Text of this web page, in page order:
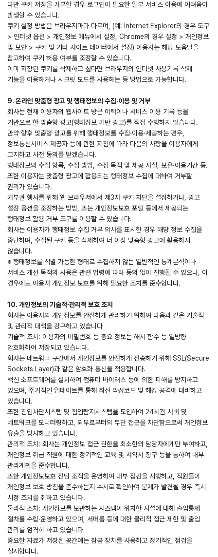
다만 쿠키 저장을 거부할 경우 로그인이 필요한 일부 서비스 이용에 어려움이
발생할 수 있습니다.
쿠키 설정 방법은 브라우저마다 다르며, (예: Internet Explorer의 경우 도구
> 인터넷 옵션 > 개인정보 메뉴에서 설정, Chrome의 경우 설정 > 개인정보
및 보안 > 쿠키 및 기타 사이트 데이터에서 설정) 이용자는 해당 도움말을
참고하여 쿠키 허용 여부를 조정할 수 있습니다.
이미 저장된 쿠키를 삭제하고 싶다면 브라우저의 인터넷 사용기록 삭제
기능을 이용하거나 시크릿 모드를 사용하는 등 방법으로 가능합니다.
9. 온라인 맞춤형 광고 및 행태정보의 수집·이용 및 거부
회사는 현재 이용자의 웹사이트 방문 이력이나 서비스 이용 기록 등을
기반으로 한 맞춤형 광고(행태정보 기반 광고)를 직접 수행하지 않습니다.
만약 향후 맞춤형 광고를 위해 행태정보를 수집·이용·제공하는 경우,
정보통신서비스 제공자 등에 관한 지침에 따라 다음의 사항을 이용자에게
고지하고 사전 동의를 받겠습니다.
행태정보의 수집 항목, 수집 방법, 수집 목적 및 제공 사실, 보유·이용기간 등.
또한 이용자는 맞춤형 광고에 활용되는 행태정보 수집에 대하여 거부할
권리가 있습니다.
거부권 행사를 위해 웹 브라우저에서 제3자 쿠키 차단을 설정하거나, 광고
설정 옵션을 조정하는 방법, 또는 개인정보보호 포털 등에서 제공되는
행태정보 활용 거부 도구를 이용할 수 있습니다.
회사는 이용자가 행태정보 수집 거부 의사를 표시한 경우 해당 정보 수집을
중단하며, 수집된 쿠키 등을 삭제하여 더 이상 맞춤형 광고에 활용하지
않습니다.
※ 행태정보를 식별 가능한 형태로 수집하지 않는 일반적인 통계분석이나
서비스 개선 목적의 사용은 관련 법령에 따라 동의 없이 진행될 수 있으나, 이
경우에도 이용자 개인정보 보호를 위해 필요한 조치를 준수합니다.
10. 개인정보의 기술적∙관리적 보호 조치
회사는 이용자의 개인정보를 안전하게 관리하기 위하여 다음과 같은 기술적
및 관리적 대책을 강구하고 있습니다
기술적 조치: 이용자의 비밀번호 등 중요 정보는 해시 함수 등 일방향
암호화하여 저장되고 있습니다.
회사는 네트워크 구간에서 개인정보를 안전하게 전송하기 위해 SSL(Secure
Sockets Layer)과 같은 암호화 통신을 적용합니다.
백신 소프트웨어를 설치하여 컴퓨터 바이러스 등에 의한 피해를 방지하고
있으며, 주기적인 업데이트를 통해 최신 악성코드 및 해킹 공격에 대비하고
있습니다.
또한 침입차단시스템 및 침입탐지시스템을 도입하여 24시간 서버 및
네트워크를 모니터링하고, 외부로부터의 무단 접근을 차단함으로써 개인정보
유출을 방지하고 있습니다.
관리적 조치: 회사는 개인정보 접근 권한을 최소한의 담당자에게만 부여하고,
개인정보 취급 직원에 대한 정기적인 교육 및 서약서 징구 등을 통하여 내부
관리계획을 준수합니다.
또한 개인정보보호 전담 조직을 운영하여 내부 점검을 시행하고, 직원들이
개인정보 보호 방침을 준수하는지 수시로 확인하여 문제가 발견될 경우 즉시
시정 조치를 취하고 있습니다.
물리적 조치: 개인정보를 보관하는 시스템이 위치한 시설에 대해 출입통제
절차를 수립∙운영하고 있으며, 서버룸 등에 대한 물리적 접근 제한 및 출입
관리를 엄격히 하고 있습니다
중요한 자료가 저장된 공간에는 잠금 장치를 사용하고 정기적인 점검을
실시합니다.